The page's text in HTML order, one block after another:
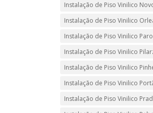
Instalação de Piso Vinilico
Instalação de Piso Vinilico
Instalação de Piso Vinilico
Instalação de Piso Vinilico
Instalação de Piso Vinilico
Instalação de Piso Vinilico
Instalação de Piso Vinilico